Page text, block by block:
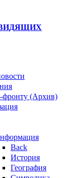
фронту (Архив)
Back
История
География